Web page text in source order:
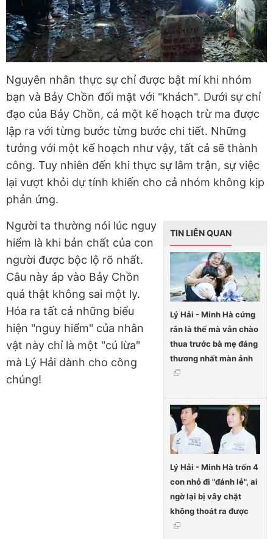
Nguyên nhân thực sự chỉ được bật mí khi nhóm
bạn và Bảy Chồn đối mặt với "khách". Dưới sự chỉ
đạo của Bảy Chồn, cả một kế hoạch trừ ma được
lập ra với từng bước từng bước chi tiết. Những
tưởng với một kế hoạch như vậy, tất cả sẽ thành
công. Tuy nhiên đến khi thực sự lâm trận, sự việc
lại vượt khỏi dự tính khiến cho cả nhóm không kịp
phản ứng.
TIN LIÊN QUAN
Lý Hải - Minh Hà cứng
rắn là thế mà vẫn chào
thua trước bà mẹ đáng
thương nhất màn ảnh
Lý Hải - Minh Hà trốn 4
con nhỏ đi "đánh lẻ", ai
ngờ lại bị vây chặt
không thoát ra được
Người ta thường nói lúc nguy
hiểm là khi bản chất của con
người được bộc lộ rõ nhất.
Câu này áp vào Bảy Chồn
quả thật không sai một ly.
Hóa ra tất cả những biểu
hiện "nguy hiểm" của nhân
vật này chỉ là một "cú lừa"
mà Lý Hải dành cho công
chúng!